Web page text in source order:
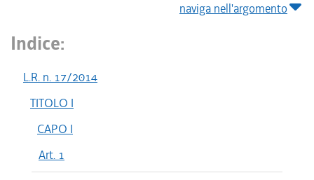
naviga nell'argomento
Indice:
L.R. n. 17/2014
TITOLO I
CAPO I
Art. 1